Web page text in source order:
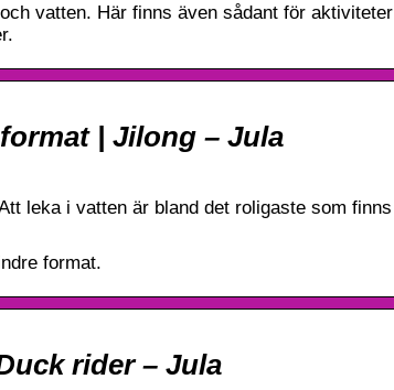
vatten. Här finns även sådant för
| Jilong – Jula
leka i vatten är bland det roligaste som
format.
rider – Jula